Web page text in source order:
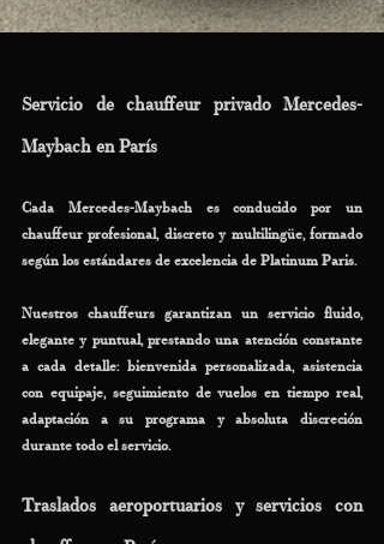
Servicio de chauffeur privado Mercedes-
Maybach en París
Cada Mercedes-Maybach es conducido por un
chauffeur profesional, discreto y multilingüe, formado
según los estándares de excelencia de Platinum Paris.
Nuestros chauffeurs garantizan un servicio fluido,
elegante y puntual, prestando una atención constante
a cada detalle: bienvenida personalizada, asistencia
con equipaje, seguimiento de vuelos en tiempo real,
adaptación a su programa y absoluta discreción
durante todo el servicio.
Traslados aeroportuarios y servicios con